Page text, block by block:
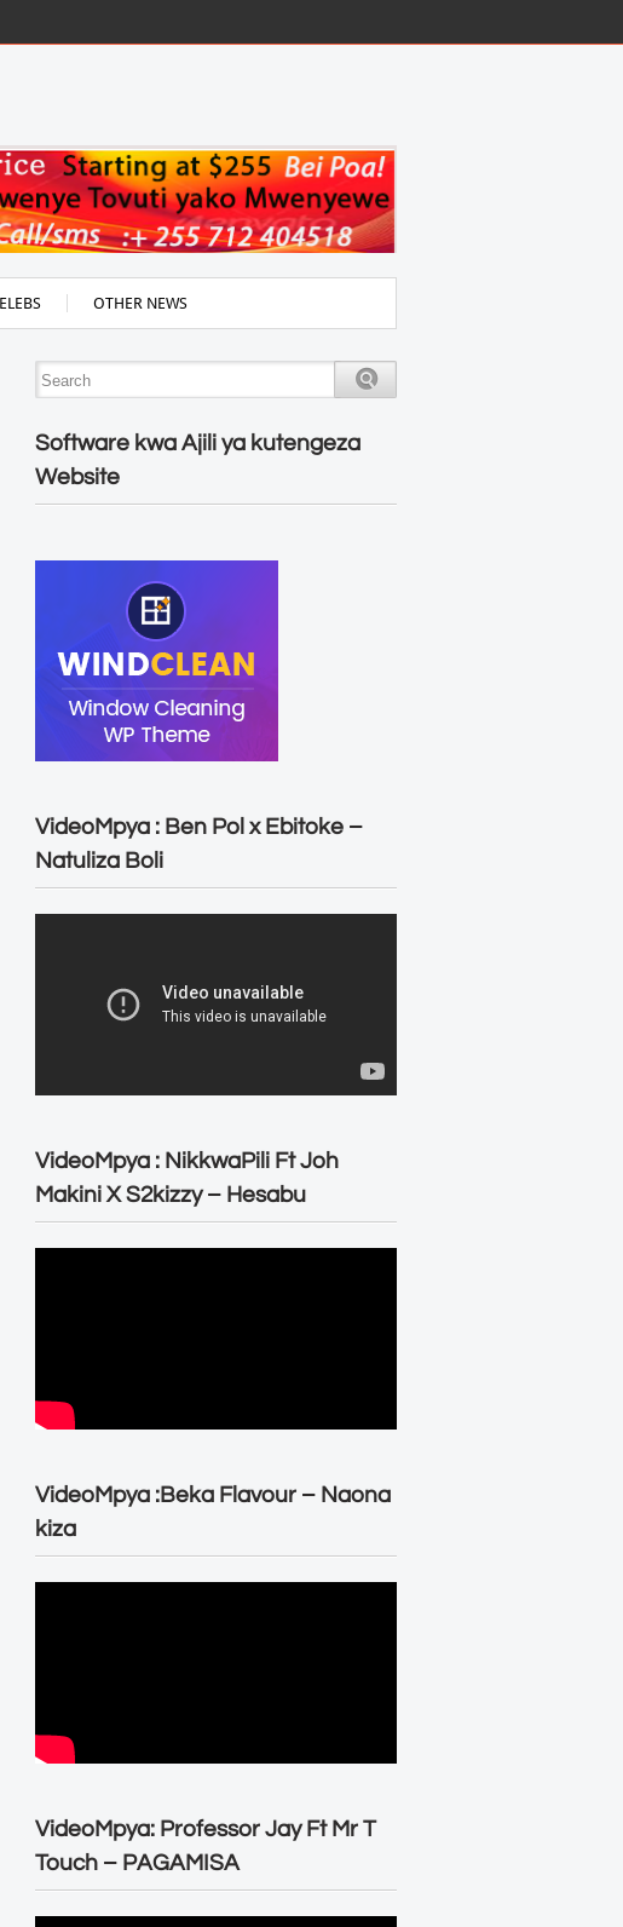
OTHER NEWS
Software kwa Ajili ya kutengeza
Website
VideoMpya : Ben Pol x Ebitoke –
Natuliza Boli
VideoMpya : NikkwaPili Ft Joh
Makini X S2kizzy – Hesabu
VideoMpya :Beka Flavour – Naona
kiza
VideoMpya: Professor Jay Ft Mr T
Touch – PAGAMISA